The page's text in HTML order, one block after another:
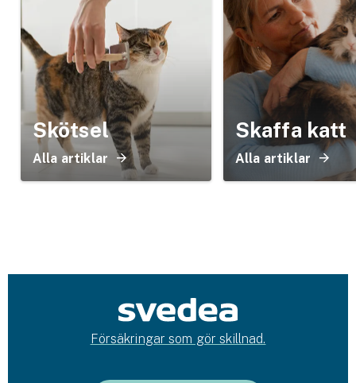
Skötsel
Alla artiklar
Skaffa katt
Alla artiklar
Försäkringar som gör skillnad.